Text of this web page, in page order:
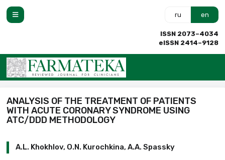
ru en
ISSN 2073–4034
eISSN 2414–9128
ANALYSIS OF THE TREATMENT OF PATIENTS
WITH ACUTE CORONARY SYNDROME USING
ATC/DDD METHODOLOGY
A.L. Khokhlov, O.N. Kurochkina, A.A. Spassky